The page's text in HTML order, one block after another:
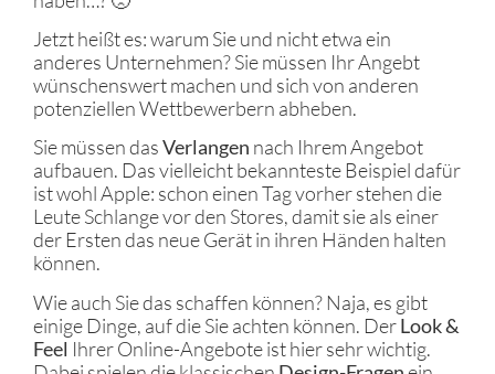
Jetzt heißt es: warum Sie und nicht etwa ein
anderes Unternehmen? Sie müssen Ihr Angebt
wünschenswert machen und sich von anderen
potenziellen Wettbewerbern abheben.
Sie müssen dasVerlangen nach Ihrem Angebot
aufbauen. Das vielleicht bekannteste Beispiel dafür
ist wohl Apple: schon einen Tag vorher stehen die
Leute Schlange vor den Stores, damit sie als einer
der Ersten das neue Gerät in ihren Händen halten
können.
Wie auch Sie das schaffen können? Naja, es gibt
einige Dinge, auf die Sie achten können. DerLook &
Feel Ihrer Online-Angebote ist hier sehr wichtig.